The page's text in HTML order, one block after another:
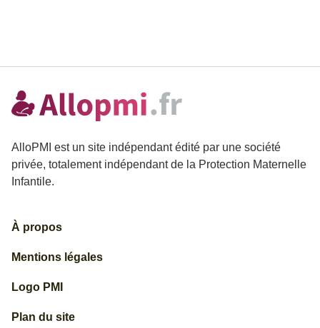
AlloPMI est un site indépendant édité par une société
privée, totalement indépendant de la Protection Maternelle
Infantile.
À propos
Mentions légales
Logo PMI
Plan du site